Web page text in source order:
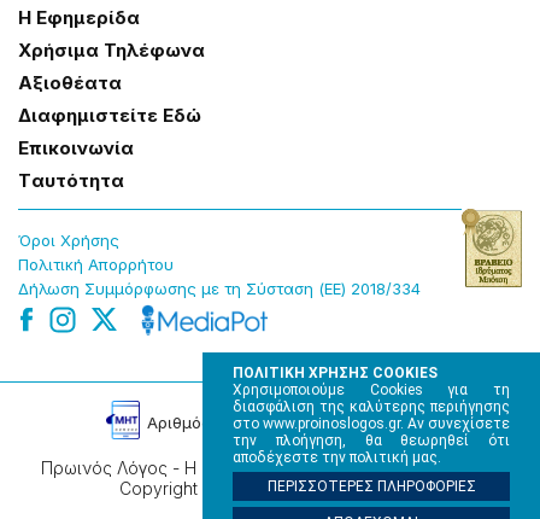
ΠΟΛΙΤΙΚΗ ΧΡΗΣΗΣ COOKIES
Χρησιμοποιούμε Cookies για τη
διασφάλιση της καλύτερης περιήγησης
στο www.proinoslogos.gr. Αν συνεχίσετε
την πλοήγηση, θα θεωρηθεί ότι
αποδέχεστε την πολιτική μας.
ΠΕΡΙΣΣΟΤΕΡΕΣ ΠΛΗΡΟΦΟΡΙΕΣ
Η Εφημερίδα
Χρήσɩμα Τηλέφωνα
Αξɩοθέατα
Δɩαφημɩστείτε Εδώ
Επɩκοɩνωνία
Tαυτότητα
Όροɩ Χρήσης
Πολɩτɩκή Απορρήτου
Δήλωση Συμμόρφωσης με τη Σύσταση (ΕΕ) 2018/334
Πρωινός Λόγος - Η καθημερινή εφημερίδα της Ηπείρου,
Copyright © 2026, All rights reserved.
Αρɩθμός Πɩστοποίησης Μ.Η.Τ. 220242